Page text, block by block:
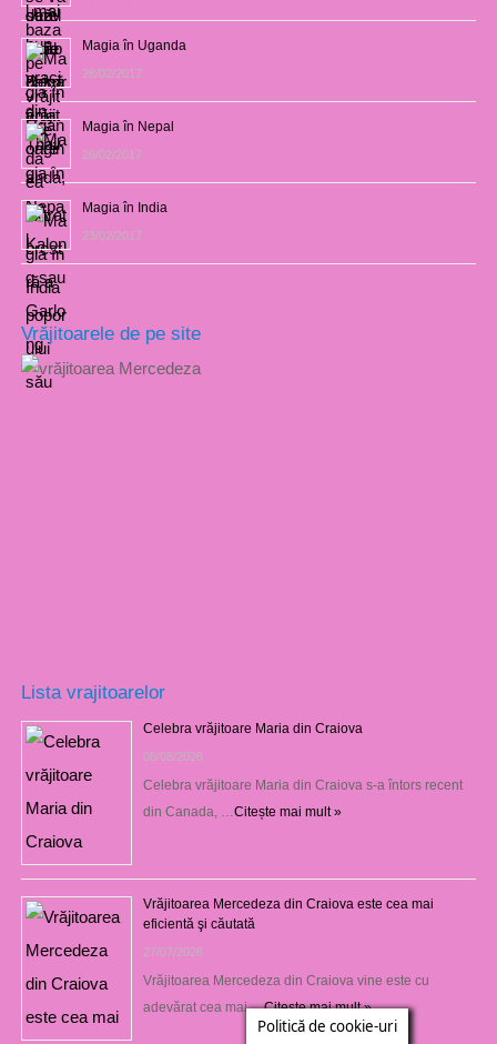
Magia în Uganda
28/02/2017
Magia în Nepal
26/02/2017
Magia în India
23/02/2017
Vrăjitoarele de pe site
Lista vrajitoarelor
Celebra vrăjitoare Maria din Craiova
06/08/2026
Celebra vrăjitoare Maria din Craiova s-a întors recent
din Canada, … Citește mai mult »
Vrăjitoarea Mercedeza din Craiova este cea mai
eficientă şi căutată
27/07/2026
Vrăjitoarea Mercedeza din Craiova vine este cu
adevărat cea mai …Citește mai mult »
Politică de cookie-uri